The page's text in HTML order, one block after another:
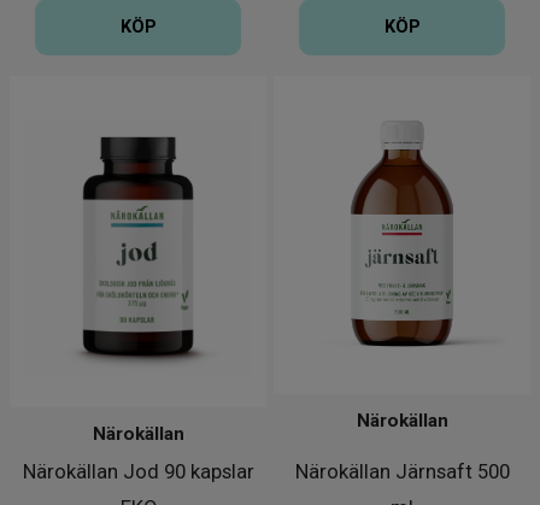
KÖP KÖP
Närokällan Jod 90 kapslar
Närokällan
Närokällan Järnsaft 500
Närokällan